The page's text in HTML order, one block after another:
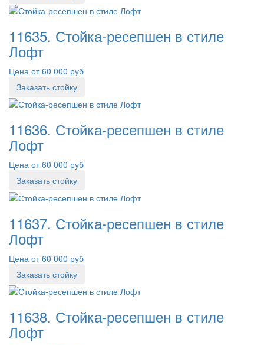
11635. Стойка-ресепшен в стиле
Лофт
Цена от 60 000 руб
Заказать стойку
11636. Стойка-ресепшен в стиле
Лофт
Цена от 60 000 руб
Заказать стойку
11637. Стойка-ресепшен в стиле
Лофт
Цена от 60 000 руб
Заказать стойку
11638. Стойка-ресепшен в стиле
Лофт